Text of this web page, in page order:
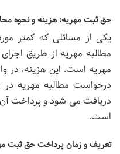
حق ثبت مهریه: هزینه و نحوه
یکی از مسائلی که کمتر
مطالبه مهریه از طریق
مهریه است. این هزینه، در
درخواست مطالبه مهریه در
دریافت می شود و پرداخت آن
است.
تعریف و زمان پرداخت حق ثبت